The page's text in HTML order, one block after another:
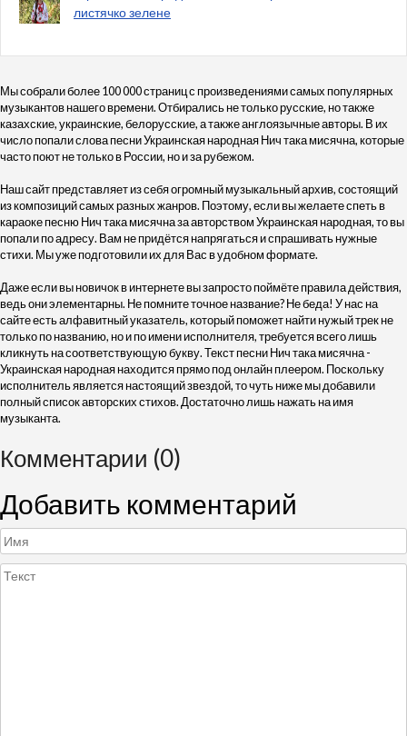
листячко зелене
Мы собрали более 100 000 страниц с произведениями самых популярных
музыкантов нашего времени. Отбирались не только русские, но также
казахские, украинские, белорусские, а также англоязычные авторы. В их
число попали слова песни Украинская народная Нич така мисячна, которые
часто поют не только в России, но и за рубежом.
Наш сайт представляет из себя огромный музыкальный архив, состоящий
из композиций самых разных жанров. Поэтому, если вы желаете спеть в
караоке песню Нич така мисячна за авторством Украинская народная, то вы
попали по адресу. Вам не придётся напрягаться и спрашивать нужные
стихи. Мы уже подготовили их для Вас в удобном формате.
Даже если вы новичок в интернете вы запросто поймёте правила действия,
ведь они элементарны. Не помните точное название? Не беда! У нас на
сайте есть алфавитный указатель, который поможет найти нужый трек не
только по названию, но и по имени исполнителя, требуется всего лишь
кликнуть на соответствующую букву. Текст песни Нич така мисячна -
Украинская народная находится прямо под онлайн плеером. Поскольку
исполнитель является настоящий звездой, то чуть ниже мы добавили
полный список авторских стихов. Достаточно лишь нажать на имя
музыканта.
Комментарии (0)
Добавить комментарий